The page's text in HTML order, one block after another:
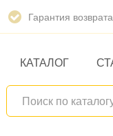
Гарантия возврата
КАТАЛОГ